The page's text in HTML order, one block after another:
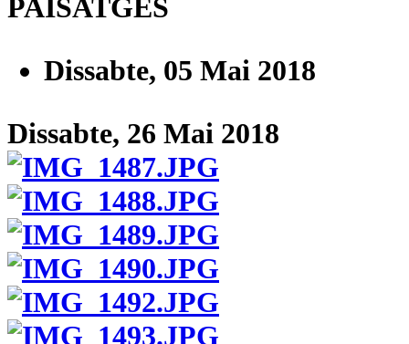
PAISATGES
Dissabte, 05 Mai 2018
Dissabte, 26 Mai 2018